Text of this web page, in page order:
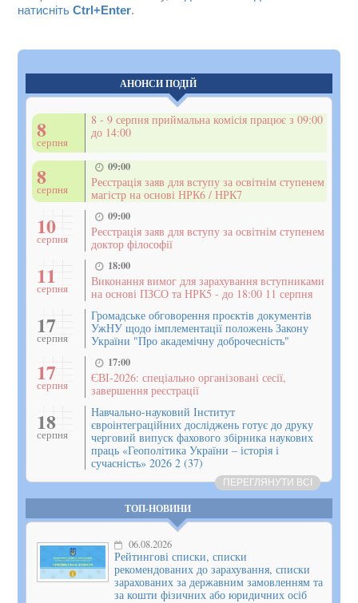
натиснітьCtrl+Enter.
АНОНСИ ПОДІЙ
8
серпня
8 - 9 серпня приймальна комісія працює з 09:00
до 14:00
8
серпня
09:00
Реєстрація заяв для вступу за освітнім ступенем
магістр на основі НРК6 / НРК7
10
серпня
09:00
Реєстрація заяв для вступу за освітнім ступенем
доктор філософії
11
серпня
18:00
Виконання вимог для зарахування вступниками
на основі ПЗСО та НРК5 - до 18:00 11 серпня
17
серпня
Громадське обговорення проєктів документів
УжНУ щодо імплементації положень Закону
України "Про академічну доброчесність"
17
серпня
17:00
ЄВІ-2026: спеціально організовані сесії,
завершення реєстрації
18
серпня
Навчально-науковий Інститут
євроінтеграційних досліджень готує до друку
черговий випуск фахового збірника наукових
праць «Геополітика України – історія і
сучасність» 2026 2 (37)
ПЕРЕГЛЯНУТИ ВСІ
ТОП-НОВИНИ
06.08.2026
Рейтингові списки, списки
рекомендованих до зарахування, списки
зарахованих за державним замовленням та
за кошти фізичних або юридичних осіб